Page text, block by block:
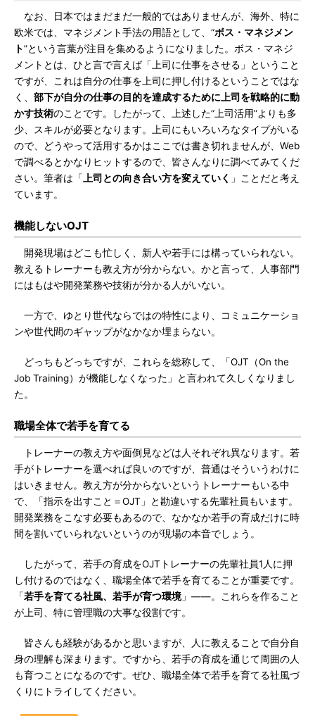
なお、日本ではまだまだ一般的ではありませんが、海外、特に
欧米では、マネジメント手法の用語として、“ボス・マネジメン
ト”という言葉が注目を集めるようになりました。ボス・マネジ
メントとは、ひと言で言えば「上司に仕事をさせる」ということ
ですが、これは自分の仕事を上司に押し付けるということではな
く、 部下が自分の仕事の目的を達成するために上司を戦略的に動
かす技術のことです。したがって、上述した“上司活用”よりも多
少、スキルが必要となります。上司にもいろいろなタイプがいる
ので、どうやって活用するかはここでは書き切れませんが、Web
で調べるとかなりヒットするので、皆さんなりに調べてみてくだ
さい。筆者は「
上司との向き合い方を変えていく 」ことだと考え
ています。
機能しないOJT
開発現場はどこも忙しく、新人や若手には構っていられない。
教えるトレーナーも教え方が分からない。かと言って、人事部門
にはもはや開発業務や技術が分かる人がいない。
一方で、ゆとり世代ならではの特性により、コミュニケーショ
ンや世代間のギャップがなかなか埋まらない。
どっちもどっちですが、これらを総称して、「OJT（On the
Job Training）が機能しなくなった」と言われて久しくなりまし
た。
職場全体で若手を育てる
トレーナーの教え方や面倒見などは人それぞれ異なります。若
手がトレーナーを選べれば良いのですが、普通はそういうわけに
はいきません。教え方が分からないというトレーナーもいる中
で、「指示を出すこと＝OJT」と勘違いする先輩社員もいます。
開発業務をこなす必要もあるので、なかなか若手の育成だけに時
間を割いていられないというのが現場の本音でしょう。
したがって、若手の育成をOJTトレーナーの先輩社員1人に押
し付けるのではなく、職場全体で若手を育てることが重要です。
「若手を育てる社風、若手が育つ環境」――。これらを作ること
が上司、特に管理職の大事な役割です。
皆さんも経験があるかと思いますが、人に教えることで自分自
身の理解も深まります。ですから、若手の育成を通じて周囲の人
も育つことになるのです。ぜひ、職場全体で若手を育てる社風づ
くりにトライしてください。